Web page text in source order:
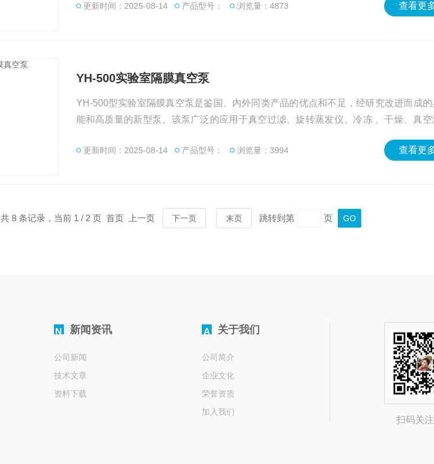
巧,低噪音，运行平稳，Z高真空值可达700Kpa,强劲 的泵力，耐腐腔体，安全可靠等特
更新时间：2025-08-14 产品型号： 浏览量：4873 查看更
YH-500实验室隔膜真空泵
YH-500型实验室隔膜真空泵是鉴国、内外同类产品的优点和不足，经研究改进而成
能和高质量的新型泵。该泵广泛的应用于真空过滤、旋转蒸发仪、冷冻 、干燥、真
的泵力，耐腐腔体，安全可靠等特点。
更新时间：2025-08-14 产品型号： 浏览量：3994 查看更
共 8 条记录，当前 1 / 2 页 首页 上一页 下一页 末页 跳转到第 页
N 新闻资讯
公司新闻
技术文章
资料下载
A 关于我们
公司简介
企业文化
荣誉资质
加入我们
扫码关